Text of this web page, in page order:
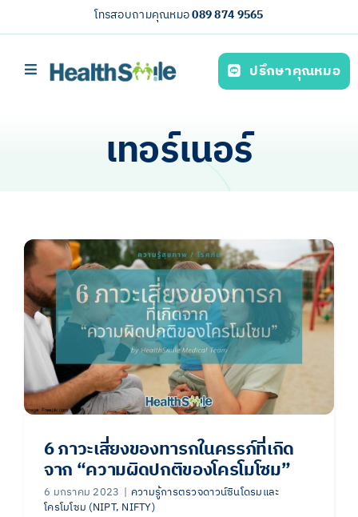
to
โทรสอบถามคุณหมอ089 874 9565
Toggle
บริการของเรา (Our services)
ไทย
ปรึกษาคุณหมอ
เทอร์เนอร์
6 ภาวะเสี่ยงของทารกในครรภ์ที่เกิด
จาก “ความผิดปกติของโครโมโซม”
6 มกราคม 2023 | ความรู้การตรวจดาวน์ซินโดรมและ
โครโมโซม (NIPT, NIFTY)